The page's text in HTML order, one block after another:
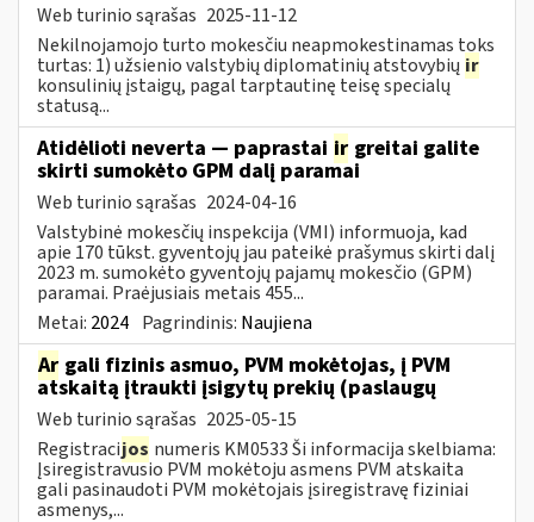
Web turinio sąrašas 2025-11-12
Nekilnojamojo turto mokesčiu neapmokestinamas toks
turtas: 1) užsienio valstybių diplomatinių atstovybių ir
konsulinių įstaigų, pagal tarptautinę teisę specialų
statusą...
Atidėlioti neverta — paprastai ir greitai galite
skirti sumokėto GPM dalį paramai
Web turinio sąrašas 2024-04-16
Valstybinė mokesčių inspekcija (VMI) informuoja, kad
apie 170 tūkst. gyventojų jau pateikė prašymus skirti dalį
2023 m. sumokėto gyventojų pajamų mokesčio (GPM)
paramai. Praėjusiais metais 455...
Metai: 2024 Pagrindinis: Naujiena
Ar gali fizinis asmuo, PVM mokėtojas, į PVM
atskaitą įtraukti įsigytų prekių (paslaugų
Web turinio sąrašas 2025-05-15
Registracijos numeris KM0533 Ši informacija skelbiama:
Įsiregistravusio PVM mokėtoju asmens PVM atskaita
gali pasinaudoti PVM mokėtojais įsiregistravę fiziniai
asmenys,...